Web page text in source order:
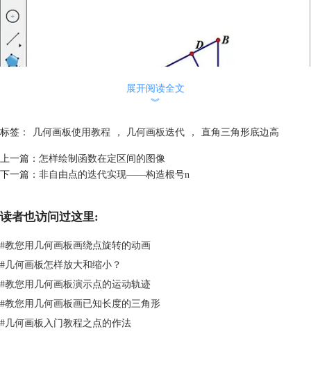
段DE并隐藏垂线。
展开阅读全文
︾
标签： 几何画板使用教程 ， 几何画板迭代 ， 直角三角形底边高
上一篇： 怎样绘制函数在定区间的图像
下一篇： 非自由点的迭代实现——构造根号n
读者也访问过这里:
#教您用几何画板画绕点旋转的动画
#几何画板怎样放大和缩小？
#教您用几何画板演示点的运动轨迹
#教您用几何画板画已知长度的三角形
#几何画板入门教程之点的作法